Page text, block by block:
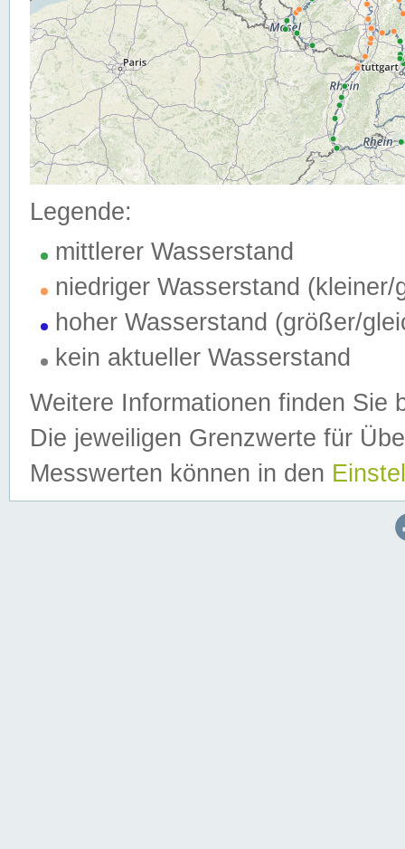
Legende:
mittlerer Wasserstand
niedriger Wasserstand (kleiner/
hoher Wasserstand (größer/
kein aktueller Wasserstand
Weitere Informationen finden Sie
Die jeweiligen Grenzwerte für
Messwerten können in den